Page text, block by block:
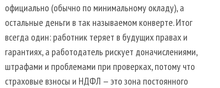
официально (обычно по минимальному окладу), а
остальные деньги в так называемом конверте. Итог
всегда один: работник теряет в будущих правах и
гарантиях, а работодатель рискует доначислениями,
штрафами и проблемами при проверках, потому что
страховые взносы и НДФЛ — это зона постоянного